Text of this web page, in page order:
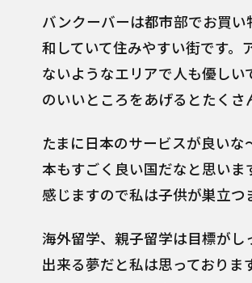
バンクーバーは都市部でお買
和していて住みやすい街です。
ないようなエリアで人も優し
のいいところをあげるとたくさ
たまに日本のサービスが良い
本もすごく良い国だなと思い
感じますので私は子供が巣立つ
海外留学、親子留学は目標がし
出来る夢だと私は思っており